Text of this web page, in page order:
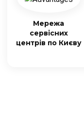
Мережа
сервісних
центрів по Києву